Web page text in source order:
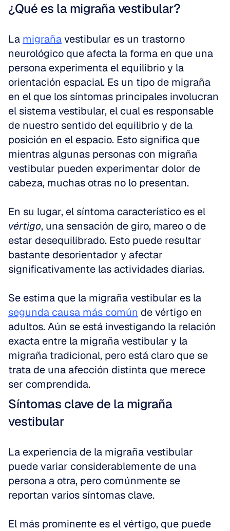
¿Qué es la migraña vestibular?
La migraña vestibular es un trastorno
neurológico que afecta la forma en que una
persona experimenta el equilibrio y la
orientación espacial. Es un tipo de migraña
en el que los síntomas principales involucran
el sistema vestibular, el cual es responsable
de nuestro sentido del equilibrio y de la
posición en el espacio. Esto significa que
mientras algunas personas con migraña
vestibular pueden experimentar dolor de
cabeza, muchas otras no lo presentan.
vértigo, una sensación de giro, mareo o de
estar desequilibrado. Esto puede resultar
bastante desorientador y afectar
significativamente las actividades diarias.
segunda causa más común de vértigo en
adultos. Aún se está investigando la relación
exacta entre la migraña vestibular y la
migraña tradicional, pero está claro que se
trata de una afección distinta que merece
ser comprendida.
Síntomas clave de la migraña
vestibular
La experiencia de la migraña vestibular
puede variar considerablemente de una
persona a otra, pero comúnmente se
reportan varios síntomas clave.
El más prominente es el vértigo, que puede